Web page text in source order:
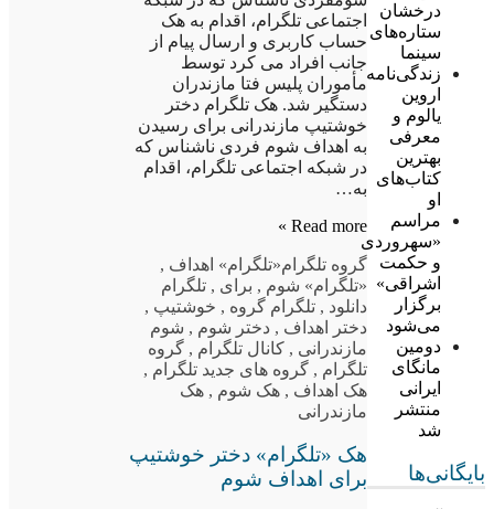
درخشان
ستاره‌های
سینما
زندگی‌نامه
اروین
یالوم و
معرفی
بهترین
کتاب‌های
او
مراسم
«سهروردی
و حکمت
اشراقی»
برگزار
می‌شود
دومین
مانگای
ایرانی
منتشر
شد
بایگانی‌ها
اجتماعی تلگرام، اقدام به هک
حساب کاربری و ارسال پیام از
جانب افراد می کرد توسط
مأموران پلیس فتا مازندران
دستگیر شد. هک تلگرام دختر
خوشتیپ مازندرانی برای رسیدن
به اهداف شوم فردی ناشناس که
در شبکه اجتماعی تلگرام، اقدام
به…
Read more »
گروه تلگرام«تلگرام» اهداف ,
«تلگرام» شوم , برای , تلگرام
دانلود , تلگرام گروه , خوشتیپ ,
دختر اهداف , دختر شوم , شوم
مازندرانی , کانال تلگرام , گروه
تلگرام , گروه های جدید تلگرام ,
هک اهداف , هک شوم , هک
مازندرانی
هک «تلگرام» دختر خوشتیپ
برای اهداف شوم